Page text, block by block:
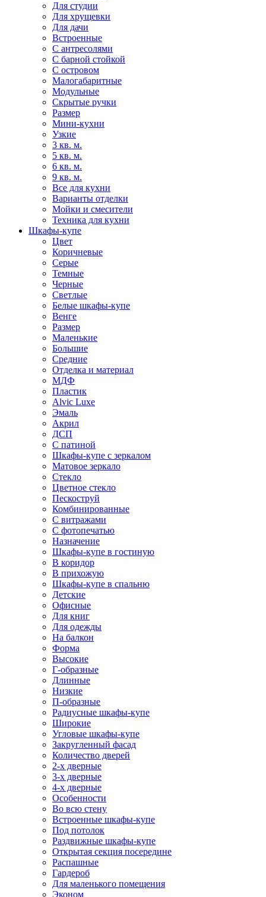
Для студии
Для хрущевки
Для дачи
Встроенные
С антресолями
С барной стойкой
С островом
Малогабаритные
Модульные
Скрытые ручки
Размер
Мини-кухни
Узкие
3 кв. м.
5 кв. м.
6 кв. м.
9 кв. м.
Все для кухни
Варианты отделки
Мойки и смесители
Техника для кухни
Шкафы-купе
Цвет
Коричневые
Серые
Темные
Черные
Светлые
Белые шкафы-купе
Венге
Размер
Маленькие
Большие
Средние
Отделка и материал
МДФ
Пластик
Alvic Luxe
Эмаль
Акрил
ДСП
С патиной
Шкафы-купе с зеркалом
Матовое зеркало
Стекло
Цветное стекло
Пескоструй
Комбинированные
С витражами
С фотопечатью
Назначение
Шкафы-купе в гостиную
В коридор
В прихожую
Шкафы-купе в спальню
Детские
Офисные
Для книг
Для одежды
На балкон
Форма
Высокие
Г-образные
Длинные
Низкие
П-образные
Радиусные шкафы-купе
Широкие
Угловые шкафы-купе
Закругленный фасад
Количество дверей
2-х дверные
3-х дверные
4-х дверные
Особенности
Во всю стену
Встроенные шкафы-купе
Под потолок
Раздвижные шкафы-купе
Открытая секция посередине
Распашные
Гардероб
Для маленького помещения
Эконом